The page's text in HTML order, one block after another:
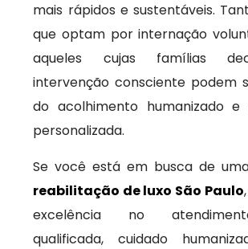
mais rápidos e sustentáveis.
que optam por internação
aqueles cujas famílias
intervenção consciente podem
do acolhimento humanizado
personalizada.
Se você está em busca de
reabilitação de luxo São Paulo
excelência no
qualificada, cuidado